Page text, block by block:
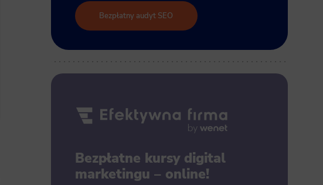
Bezpłatny audyt SEO
Bezpłatne kursy digital
marketingu – online!